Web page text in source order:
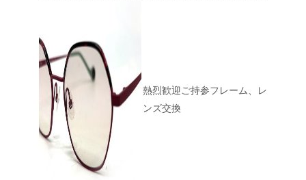
熱烈歓迎ご持参フレーム、レ
ンズ交換